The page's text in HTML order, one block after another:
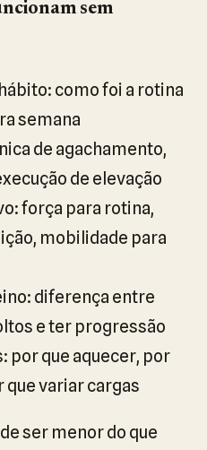
sem
como foi a rotina
semana
de agachamento,
de elevação
força para rotina,
mobilidade para
diferença entre
e ter progressão
por que aquecer, por
que variar cargas
ser menor do que